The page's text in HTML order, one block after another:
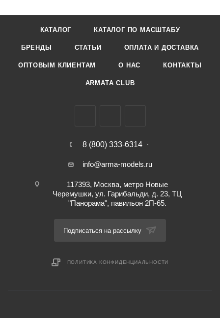
КАТАЛОГ КАТАЛОГ ПО МАСШТАБУ
БРЕНДЫ СТАТЬИ ОПЛАТА И ДОСТАВКА
ОПТОВЫМ КЛИЕНТАМ О НАС КОНТАКТЫ
ARMATA CLUB
8 (800) 333-6314
info@arma-models.ru
117393, Москва, метро Новые
Черемушки, ул. Гарибальди, д. 23, ТЦ
"Панорама", павильон 2П-65.
Подписаться на рассылку
ПОЛИТИКА КОНФИДЕНЦИАЛЬНОСТИ